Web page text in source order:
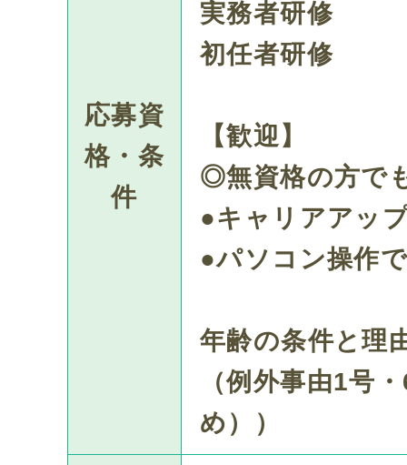
応募資
格・条
件
実務者研修
初任者研修
【歓迎】
◎無資格の方で
●キャリアアッ
●パソコン操作
年齢の条件と理
（例外事由1号
め））